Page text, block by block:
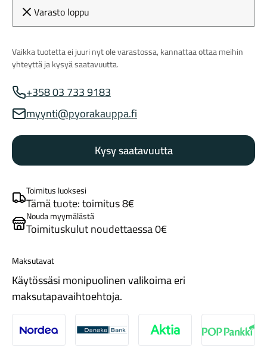
Maastosähköpyörät
Varasto loppu
Vaikka tuotetta ei juuri nyt ole varastossa, kannattaa ottaa meihin
yhteyttä ja kysyä saatavuutta.
Myynnin puhelinnumero
+358 03 733 9183
Myynnin sähköposti
myynti@pyorakauppa.fi
Kysy saatavuutta
Toimitus luoksesi
Tämä tuote: toimitus 8€
Nouda myymälästä
Toimituskulut noudettaessa 0€
Maksutavat
Käytössäsi monipuolinen valikoima eri
maksutapavaihtoehtoja.
Nordea Danske Aktia Pop-